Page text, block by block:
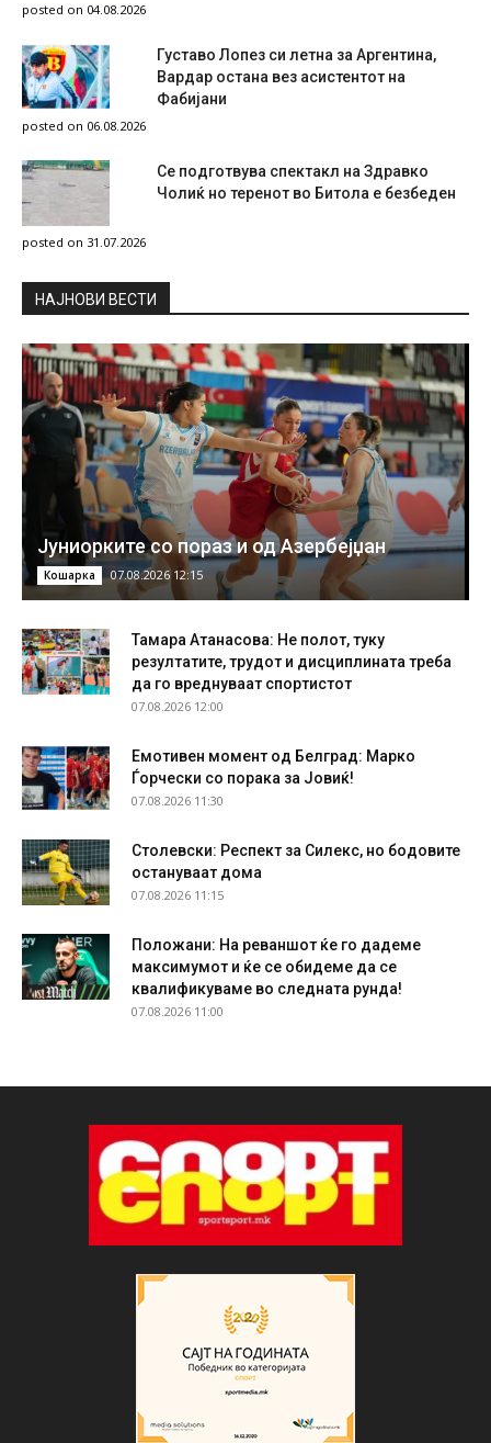
posted on 04.08.2026
Густаво Лопез си летна за Аргентина,
Вардар остана вез асистентот на
Фабијани
posted on 06.08.2026
Се подготвува спектакл на Здравко
Чолиќ но теренот во Битола е безбеден
posted on 31.07.2026
НAЈНОВИ ВЕСТИ
Јуниорките со пораз и од Азербејџан
Кошарка 07.08.2026 12:15
Тамара Атанасова: Не полот, туку
резултатите, трудот и дисциплината треба
да го вреднуваат спортистот
07.08.2026 12:00
Емотивен момент од Белград: Марко
Ѓорчески со порака за Јовиќ!
07.08.2026 11:30
Столевски: Респект за Силекс, но бодовите
остануваат дома
07.08.2026 11:15
Положани: На реваншот ќе го дадеме
максимумот и ќе се обидеме да се
квалификуваме во следната рунда!
07.08.2026 11:00